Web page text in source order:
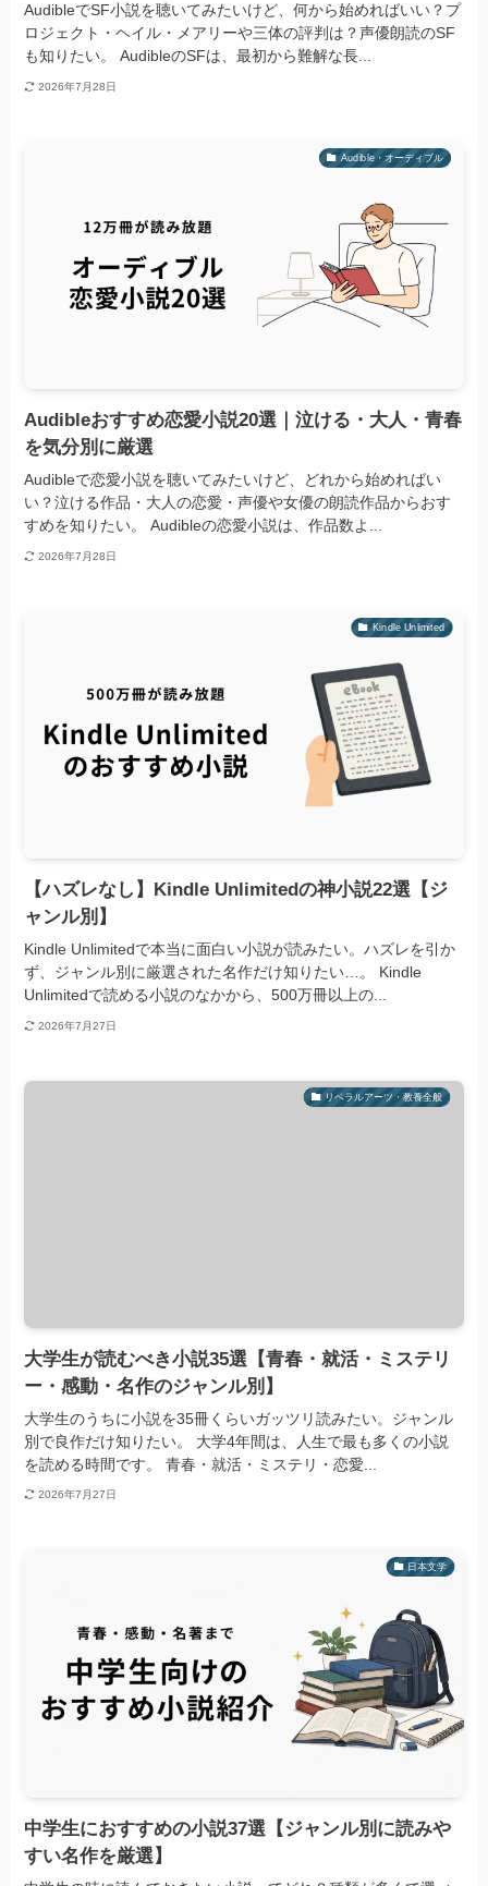
AudibleでSF小説を聴いてみたいけど、何から始めればいい？プ
ロジェクト・ヘイル・メアリーや三体の評判は？声優朗読のSF
も知りたい。 AudibleのSFは、最初から難解な長...
2026年7月28日
Audible・オーディブル
Audibleおすすめ恋愛小説20選｜泣ける・大人・青春
を気分別に厳選
Audibleで恋愛小説を聴いてみたいけど、どれから始めればい
い？泣ける作品・大人の恋愛・声優や女優の朗読作品からおす
すめを知りたい。 Audibleの恋愛小説は、作品数よ...
2026年7月28日
Kindle Unlimited
【ハズレなし】Kindle Unlimitedの神小説22選【ジ
ャンル別】
Kindle Unlimitedで本当に面白い小説が読みたい。ハズレを引か
ず、ジャンル別に厳選された名作だけ知りたい…。 Kindle
Unlimitedで読める小説のなかから、500万冊以上の...
2026年7月27日
リベラルアーツ・教養全般
大学生が読むべき小説35選【青春・就活・ミステリ
ー・感動・名作のジャンル別】
大学生のうちに小説を35冊くらいガッツリ読みたい。ジャンル
別で良作だけ知りたい。 大学4年間は、人生で最も多くの小説
を読める時間です。 青春・就活・ミステリ・恋愛...
2026年7月27日
日本文学
中学生におすすめの小説37選【ジャンル別に読みや
すい名作を厳選】